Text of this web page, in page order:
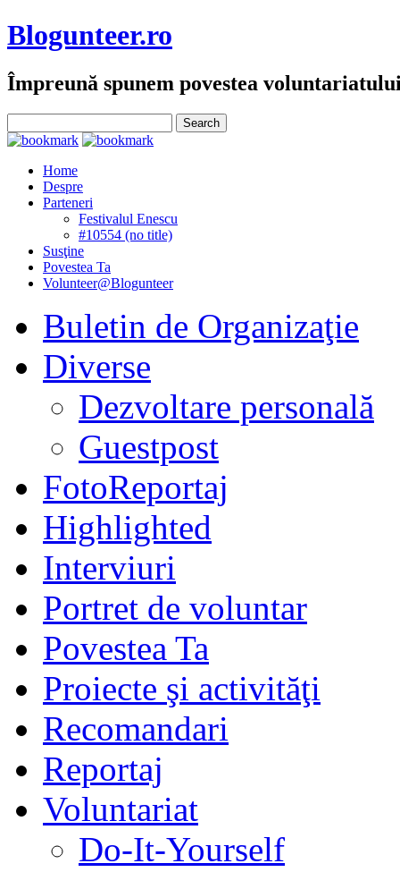
Blogunteer.ro
Împreună spunem povestea
Home
Despre
Parteneri
Festivalul Enescu
#10554 (no title)
Susţine
Povestea Ta
Volunteer@Blogunteer
Buletin de Organizaţie
Diverse
Dezvoltare personală
Guestpost
FotoReportaj
Highlighted
Interviuri
Portret de voluntar
Povestea Ta
Proiecte şi activităţi
Recomandari
Reportaj
Voluntariat
Do-It-Yourself